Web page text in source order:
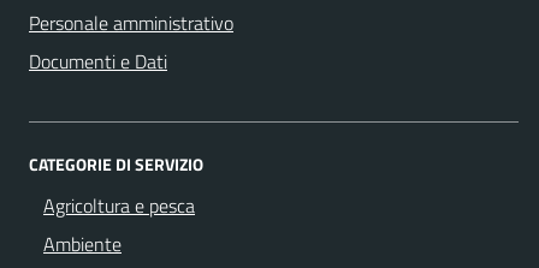
Personale amministrativo
Documenti e Dati
CATEGORIE DI SERVIZIO
Agricoltura e pesca
Ambiente